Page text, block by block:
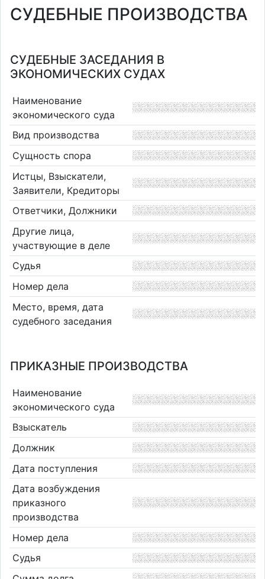
СУДЕБНЫЕ ПРОИЗВОДСТВА
СУДЕБНЫЕ ЗАСЕДАНИЯ В
ЭКОНОМИЧЕСКИХ СУДАХ
Наименование
экономического суда
Вид производства
Сущность спора
Истцы, Взыскатели,
Заявители, Кредиторы
Ответчики, Должники
Другие лица,
участвующие в деле
Судья
Номер дела
Место, время, дата
судебного заседания
ПРИКАЗНЫЕ ПРОИЗВОДСТВА
Наименование
экономического суда
Взыскатель
Должник
Дата поступления
Дата возбуждения
приказного
производства
Номер дела
Судья